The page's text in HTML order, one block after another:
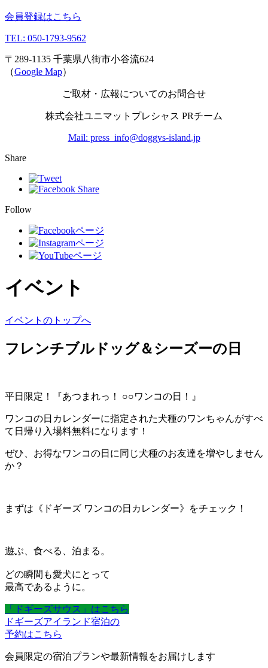
会員登録はこちら
TEL: 050-1793-9562
〒289-1135 千葉県八街市小谷流624
（Google Map）
ご取材・広報についてのお問合せ
株式会社ユニマットプレシャス PRチーム
Mail: press_info@doggys-island.jp
Share
Follow
イベント
イベントのトップへ
フレンチブルドッグ＆シーズーの日
平日限定！『あつまれっ！ ○○ワンコの日！』
ワンコの日カレンダーに指定された犬種のワンちゃんがすべ
て日帰り入場料無料になります！
ぜひ、お得なワンコの日に同じ犬種のお友達を増やしません
か？
まずは《ドギーズ ワンコの日カレンダー》をチェック！
遊ぶ、食べる、泊まる。
どの瞬間も愛犬にとって
最高であるように。
「ドギーズサウス」はこちら
ドギーズアイランド宿泊の
予約はこちら
会員限定の宿泊プランや最新情報をお届けします